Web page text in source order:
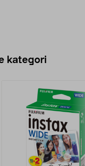
kategori